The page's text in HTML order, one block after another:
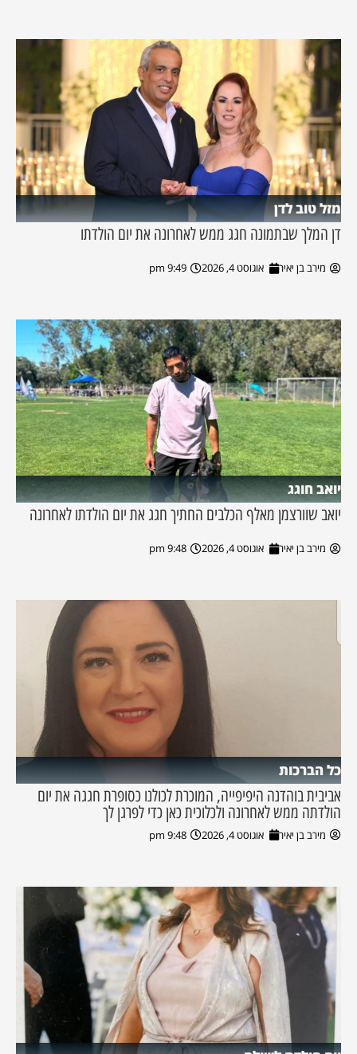
מזל טוב לדן
דן המלך שבתמונה חגג ממש לאחרונה את יום הולדתו
מירב בן יאיר אוגוסט 4, 2026 9:49 pm
יואב חוגג
יואב שוורצמן מאלף הכלבים החתיך חגג את יום הולדתו לאחרונה
מירב בן יאיר אוגוסט 4, 2026 9:48 pm
כל הברכות
אביבית בוהדנה היפיפייה, המוכרת לכולנו כסופרת חגגה את יום
הולדתה ממש לאחרונה ולכלוכית כאן כדי לפרגן לך
מירב בן יאיר אוגוסט 4, 2026 9:48 pm